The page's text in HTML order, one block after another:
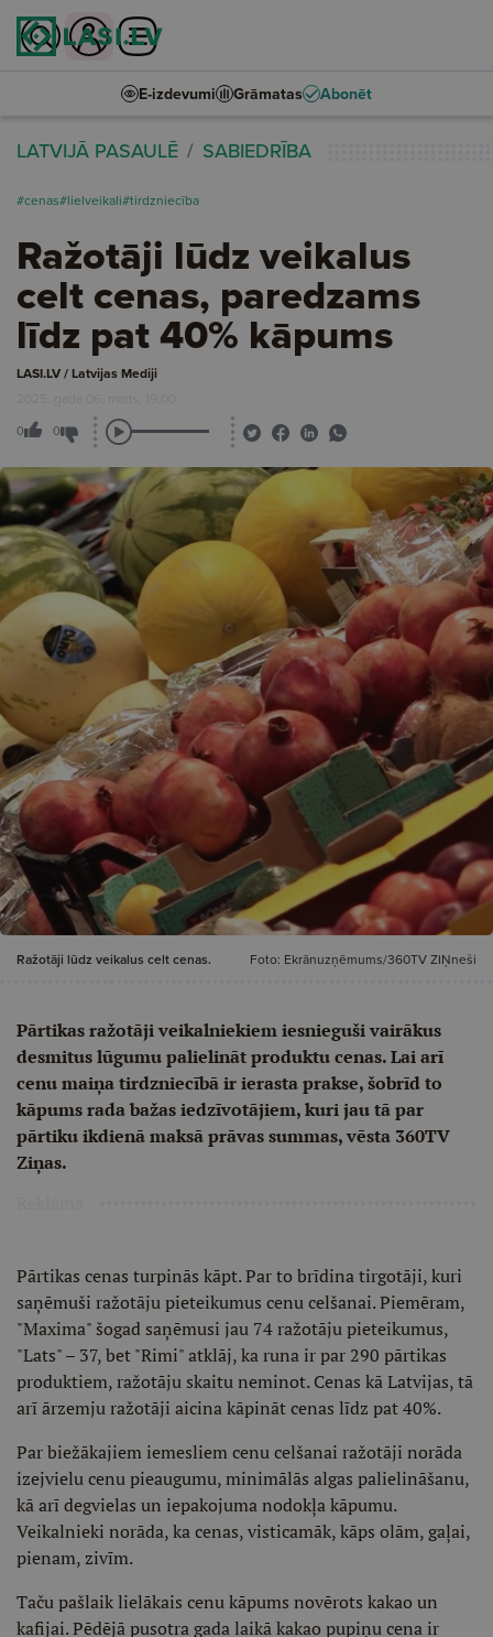
E-izdevumi Grāmatas Abonēt
LATVIJĀ PASAULĒ SABIEDRĪBA
#cenas#lielveikali#tirdzniecība
Ražotāji lūdz veikalus
celt cenas, paredzams
līdz pat 40% kāpums
LASI.LV / Latvijas Mediji
2025. gada 06. marts, 19:00
0 0
Ražotāji lūdz veikalus celt cenas. Foto: Ekrānuzņēmums/360TV ZIŅneši
Pārtikas ražotāji veikalniekiem iesnieguši vairākus
desmitus lūgumu palielināt produktu cenas. Lai arī
cenu maiņa tirdzniecībā ir ierasta prakse, šobrīd to
kāpums rada bažas iedzīvotājiem, kuri jau tā par
pārtiku ikdienā maksā prāvas summas, vēsta 360TV
Ziņas.
Pārtikas cenas turpinās kāpt. Par to brīdina tirgotāji, kuri
saņēmuši ražotāju pieteikumus cenu celšanai. Piemēram,
"Maxima" šogad saņēmusi jau 74 ražotāju pieteikumus,
"Lats" – 37, bet "Rimi" atklāj, ka runa ir par 290 pārtikas
produktiem, ražotāju skaitu neminot. Cenas kā Latvijas, tā
arī ārzemju ražotāji aicina kāpināt cenas līdz pat 40%.
Par biežākajiem iemesliem cenu celšanai ražotāji norāda
izejvielu cenu pieaugumu, minimālās algas palielināšanu,
kā arī degvielas un iepakojuma nodokļa kāpumu.
Veikalnieki norāda, ka cenas, visticamāk, kāps olām, gaļai,
pienam, zivīm.
Taču pašlaik lielākais cenu kāpums novērots kakao un
kafijai. Pēdējā pusotra gada laikā kakao pupiņu cena ir